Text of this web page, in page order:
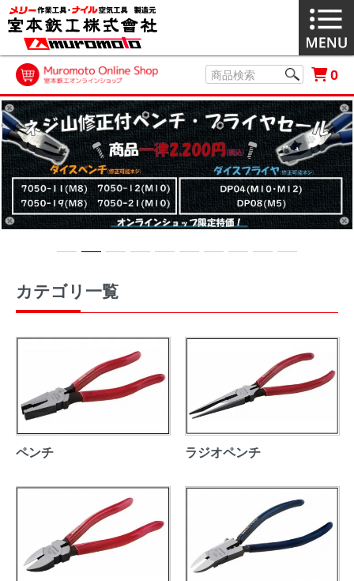
0
カテゴリ一覧
ペンチ ラジオペンチ